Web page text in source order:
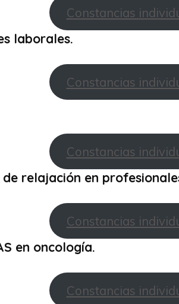
Constancias
laborales.
Constancias
Constancias
relajación en
Constancias
en oncología.
Constancias